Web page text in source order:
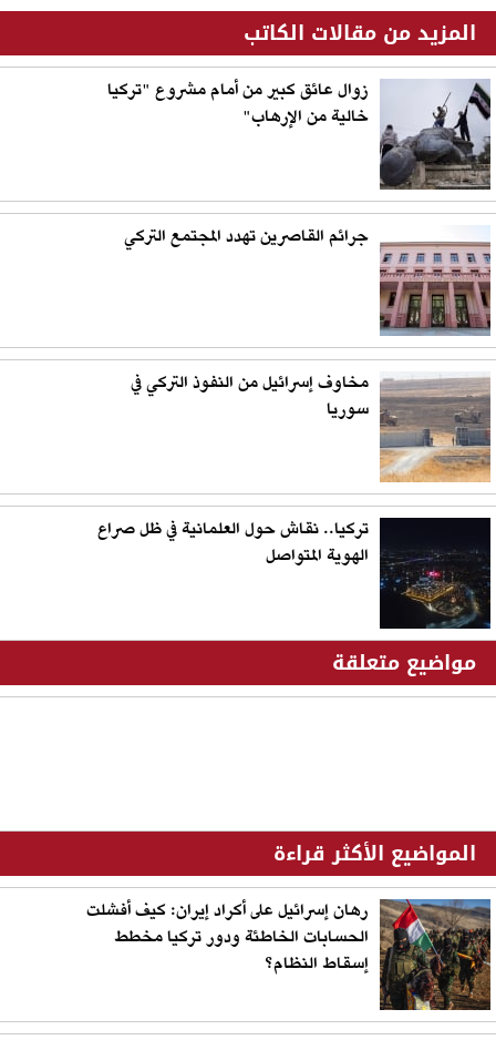
المزيد من مقالات الكاتب
زوال عائق كبير من أمام مشروع "تركيا
خالية من الإرهاب"
جرائم القاصرين تهدد المجتمع التركي
مخاوف إسرائيل من النفوذ التركي في
سوريا
تركيا.. نقاش حول العلمانية في ظل صراع
الهوية المتواصل
مواضيع متعلقة
المواضيع الأكثر قراءة
رهان إسرائيل على أكراد إيران: كيف أفشلت
الحسابات الخاطئة ودور تركيا مخطط
إسقاط النظام؟